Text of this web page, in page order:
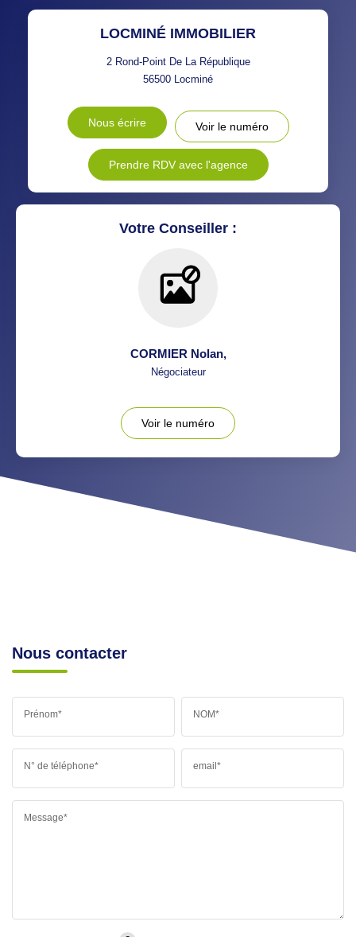
DISTANCE DE L'AÉROPORT :
LOCMINÉ IMMOBILIER
2 Rond-Point De La République
56500 Locminé
Nous écrire Voir le numéro
Prendre RDV avec l'agence
Votre Conseiller :
CORMIER Nolan,
Négociateur
Voir le numéro
Nous contacter
Prénom* NOM*
N° de téléphone* email*
Message*